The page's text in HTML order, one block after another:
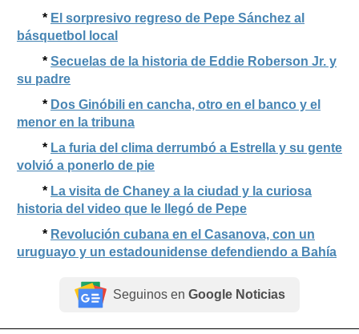
* El sorpresivo regreso de Pepe Sánchez al
básquetbol local
* Secuelas de la historia de Eddie Roberson Jr. y
su padre
* Dos Ginóbili en cancha, otro en el banco y el
menor en la tribuna
* La furia del clima derrumbó a Estrella y su gente
volvió a ponerlo de pie
* La visita de Chaney a la ciudad y la curiosa
historia del video que le llegó de Pepe
* Revolución cubana en el Casanova, con un
uruguayo y un estadounidense defendiendo a Bahía
Seguinos en Google Noticias